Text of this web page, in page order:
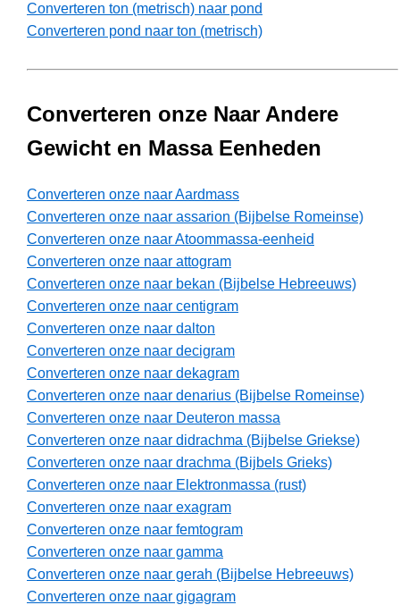
Converteren ton (metrisch) naar pond
Converteren pond naar ton (metrisch)
Converteren onze Naar Andere
Gewicht en Massa Eenheden
Converteren onze naar Aardmass
Converteren onze naar assarion (Bijbelse Romeinse)
Converteren onze naar Atoommassa-eenheid
Converteren onze naar attogram
Converteren onze naar bekan (Bijbelse Hebreeuws)
Converteren onze naar centigram
Converteren onze naar dalton
Converteren onze naar decigram
Converteren onze naar dekagram
Converteren onze naar denarius (Bijbelse Romeinse)
Converteren onze naar Deuteron massa
Converteren onze naar didrachma (Bijbelse Griekse)
Converteren onze naar drachma (Bijbels Grieks)
Converteren onze naar Elektronmassa (rust)
Converteren onze naar exagram
Converteren onze naar femtogram
Converteren onze naar gamma
Converteren onze naar gerah (Bijbelse Hebreeuws)
Converteren onze naar gigagram